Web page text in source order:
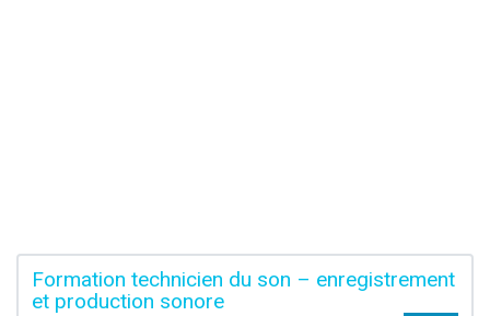
Formation technicien du son – enregistrement
et production sonore